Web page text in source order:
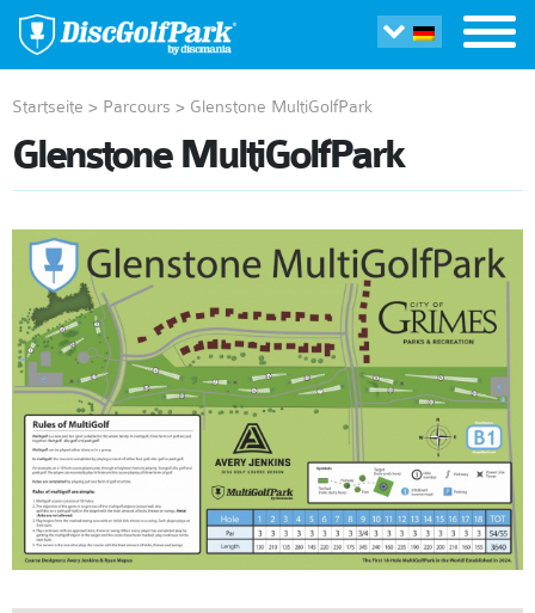
Startseite > Parcours > Glenstone MultiGolfPark
Glenstone MultiGolfPark